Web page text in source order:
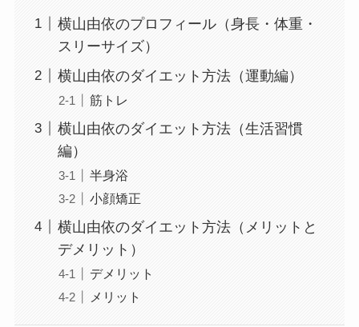
横山由依のプロフィール（身長・体重・
スリーサイズ）
横山由依のダイエット方法（運動編）
筋トレ
横山由依のダイエット方法（生活習慣
編）
半身浴
小顔矯正
横山由依のダイエット方法（メリットと
デメリット）
デメリット
メリット